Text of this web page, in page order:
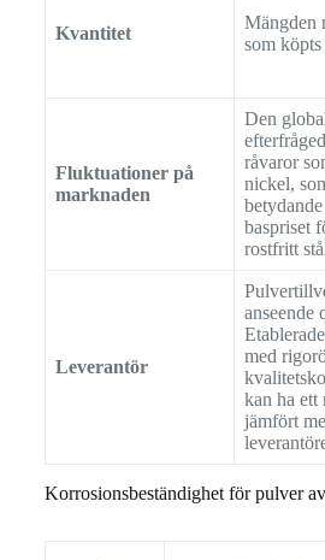
Kvantitet
Mängden
som
Fluktuationer på
marknaden
Den
råvaror
nickel,
baspriset
rostfritt
Leverantör
anseende
med
kan ha ett
jämfört
Korrosionsbeständighet för pulver